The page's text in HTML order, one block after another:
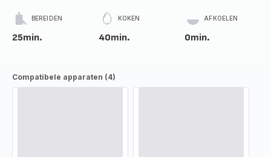
BEREIDEN
25min.
KOKEN
40min.
AFKOELEN
0min.
Compatibele apparaten (4)